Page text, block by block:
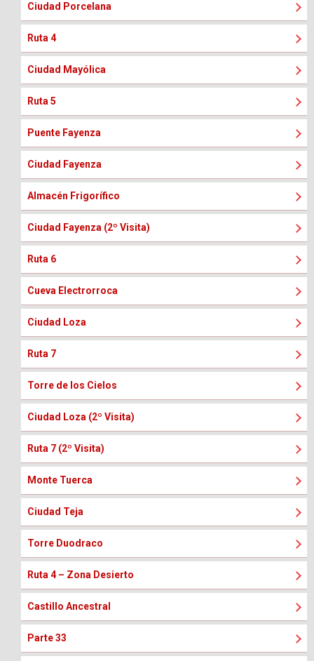
Ciudad Porcelana
Ruta 4
Ciudad Mayólica
Ruta 5
Puente Fayenza
Ciudad Fayenza
Almacén Frigorífico
Ciudad Fayenza (2º Visita)
Ruta 6
Cueva Electrorroca
Ciudad Loza
Ruta 7
Torre de los Cielos
Ciudad Loza (2º Visita)
Ruta 7 (2º Visita)
Monte Tuerca
Ciudad Teja
Torre Duodraco
Ruta 4 – Zona Desierto
Castillo Ancestral
Parte 33